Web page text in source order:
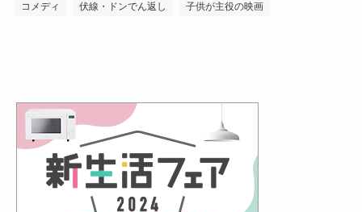
コメディ 伏線・ドンでん返し 子供が主役の映画